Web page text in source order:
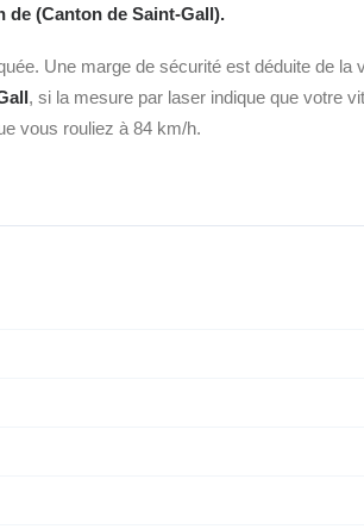
de (Canton de Saint-Gall).
Une marge de sécurité est déduite de la
, si la mesure par laser indique que votre
vous rouliez à 84 km/h.